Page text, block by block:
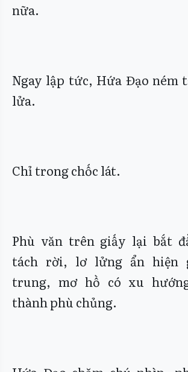
nữa.
Ngay lập tức, Hứa Đạo ném
lửa.
Chỉ trong chốc lát.
Phù văn trên giấy lại bắt
tách rời, lơ lửng ẩn hiện
trung, mơ hồ có xu
thành phù chủng.